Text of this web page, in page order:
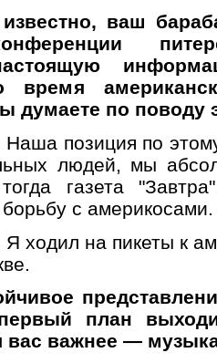
ваш
думаете по поводу
позиция по
людей, мы
газета
с америкосами.
на пикеты к
план
вас важнее —